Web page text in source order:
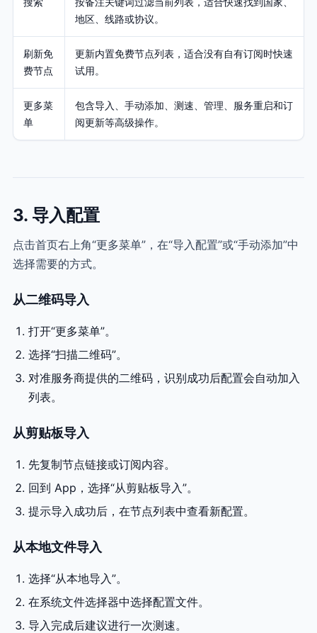
地区、线路或协议。
刷新免
费节点
更新内置免费节点列表，适合没有自有订阅时快速
试用。
更多菜
单
包含导入、手动添加、测速、管理、服务重启和订
阅更新等高级操作。
3. 导入配置
点击首页右上角“更多菜单”，在“导入配置”或“手动添加”中
选择需要的方式。
从二维码导入
打开“更多菜单”。
选择“扫描二维码”。
对准服务商提供的二维码，识别成功后配置会自动加入
列表。
从剪贴板导入
先复制节点链接或订阅内容。
回到 App，选择“从剪贴板导入”。
提示导入成功后，在节点列表中查看新配置。
从本地文件导入
选择“从本地导入”。
在系统文件选择器中选择配置文件。
导入完成后建议进行一次测速。